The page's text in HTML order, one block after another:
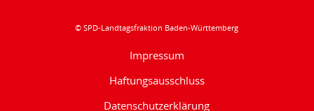
© SPD-Landtagsfraktion Baden-Württemberg
Impressum
Haftungsausschluss
Datenschutzerklärung